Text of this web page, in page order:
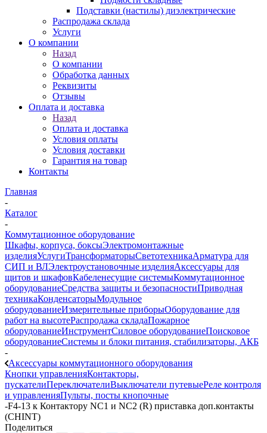
Подставки (настилы) диэлектрические
Распродажа склада
Услуги
О компании
Назад
О компании
Обработка данных
Реквизиты
Отзывы
Оплата и доставка
Назад
Оплата и доставка
Условия оплаты
Условия доставки
Гарантия на товар
Контакты
Главная
-
Каталог
-
Коммутационное оборудование
Шкафы, корпуса, боксыЭлектромонтажные
изделияУслугиТрансформаторыСветотехникаАрматура для
СИП и ВЛЭлектроустановочные изделияАксессуары для
щитов и шкафовКабеленесущие системыКоммутационное
оборудованиеСредства защиты и безопасностиПриводная
техникаКонденсаторыМодульное
оборудованиеИзмерительные приборыОборудование для
работ на высотеРаспродажа складаПожарное
оборудованиеИнструментСиловое оборудованиеПоисковое
оборудованиеСистемы и блоки питания, стабилизаторы, АКБ
-
Аксессуары коммутационного оборудования
Кнопки управленияКонтакторы,
пускателиПереключателиВыключатели путевыеРеле контроля
и управленияПульты, посты кнопочные
-F4-13 к Контактору NC1 и NC2 (R) приставка доп.контакты
(CHINT)
Поделиться